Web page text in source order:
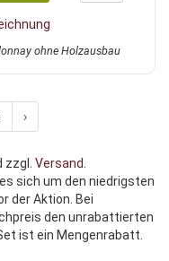
ohne Holzausbau
›
zzgl. Versand.
sich um den niedrigsten
der Aktion. Bei
den unrabattierten
ist ein Mengenrabatt.